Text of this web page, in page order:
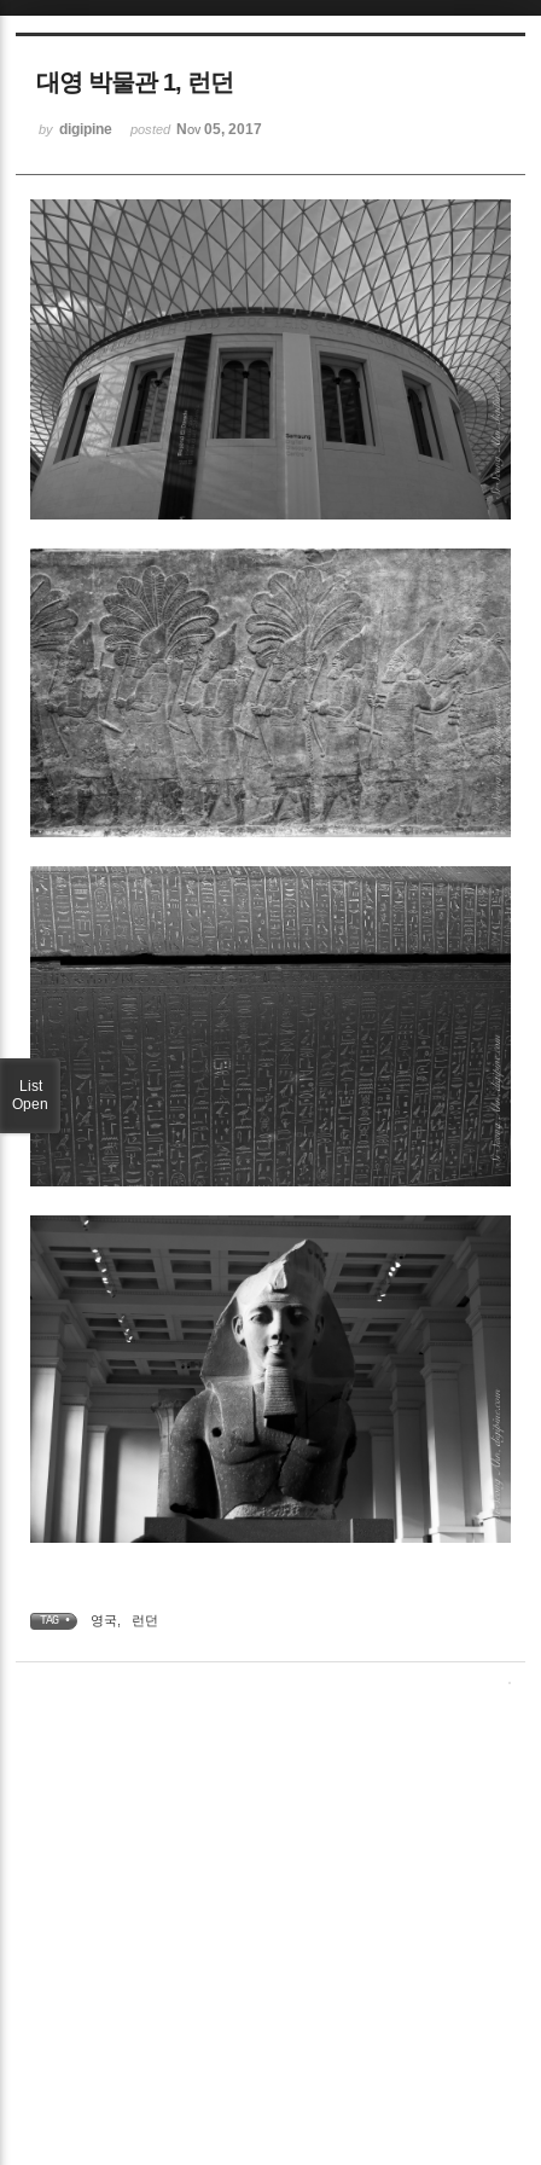
대영 박물관 1, 런던
by digipine posted Nov 05, 2017
TAG • 영국 런던
List
Open
Sketchbook5, 스케치북5
Sketchbook5, 스케치북5